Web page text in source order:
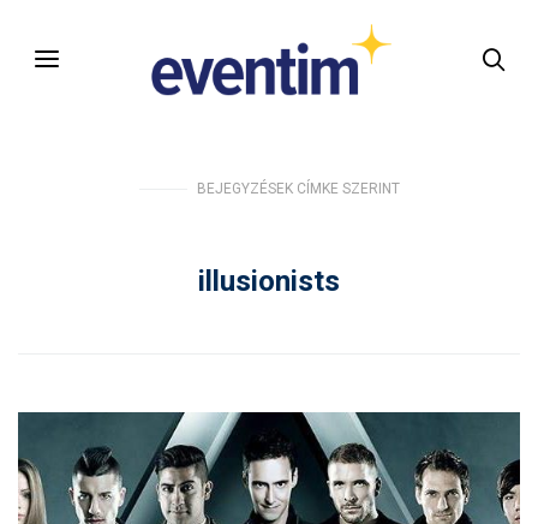
BEJEGYZÉSEK CÍMKE SZERINT
illusionists